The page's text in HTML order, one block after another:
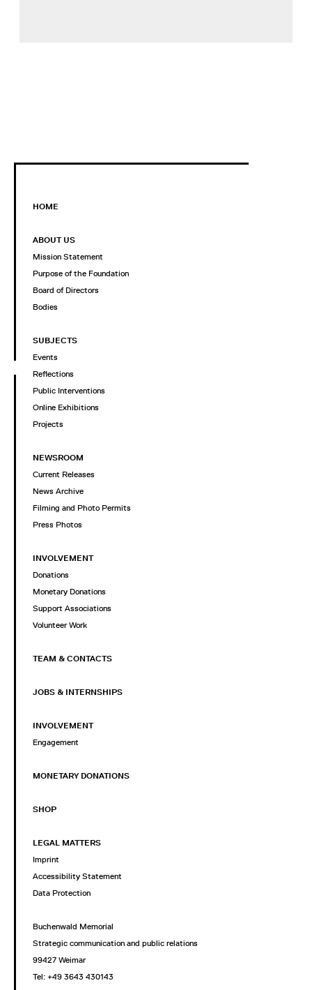
HOME
ABOUT US
Mission Statement
Purpose of the Foundation
Board of Directors
Bodies
SUBJECTS
Events
Reflections
Public Interventions
Online Exhibitions
Projects
NEWSROOM
Current Releases
News Archive
Filming and Photo Permits
Press Photos
INVOLVEMENT
Donations
Monetary Donations
Support Associations
Volunteer Work
TEAM & CONTACTS
JOBS & INTERNSHIPS
INVOLVEMENT
Engagement
MONETARY DONATIONS
SHOP
LEGAL MATTERS
Imprint
Accessibility Statement
Data Protection
Buchenwald Memorial
Strategic communication and public relations
99427 Weimar
Tel: +49 3643 430143